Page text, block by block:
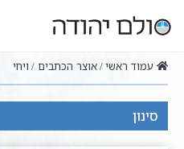
עמוד ראשי אוצר הכתבים ויחי
סינון